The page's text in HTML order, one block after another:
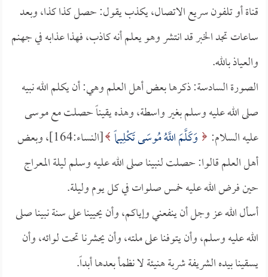
قناة أو تلفون سريع الاتصال، يكذب يقول: حصل كذا كذا، وبعد
ساعات تجد الخبر قد انتشر وهو يعلم أنه كاذب، فهذا عذابه في جهنم
والعياذ بالله.
الصورة السادسة: ذكرها بعض أهل العلم وهي: أن يكلم الله نبيه
صلى الله عليه وسلم بغير واسطة، وهذه يقيناً حصلت مع موسى
عليه السلام:
وَكَلَّمَ اللَّهُ مُوسَى تَكْلِيماً
[النساء:164]، وبعض
أهل العلم قالوا: حصلت لنبينا صلى الله عليه وسلم ليلة المعراج
حين فرض الله عليه خمس صلوات في كل يوم وليلة.
أسأل الله عز وجل أن ينفعني وإياكم، وأن يحيينا على سنة نبينا صلى
الله عليه وسلم، وأن يتوفنا على ملته، وأن يحشرنا تحت لوائه، وأن
يسقينا بيده الشريفة شربة هنيئة لا نظمأ بعدها أبداً.